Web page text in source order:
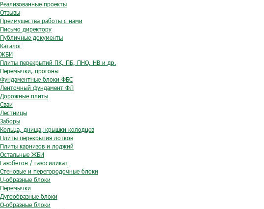
Реализованные проекты
Отзывы
Преимущества работы с нами
Письмо директору
Публичные документы
Каталог
ЖБИ
Плиты перекрытий ПК, ПБ, ПНО, НВ и др.
Перемычки, прогоны
Фундаментные блоки ФБС
Ленточный фундамент ФЛ
Дорожные плиты
Сваи
Лестницы
Заборы
Кольца, днища, крышки колодцев
Плиты перекрытия лотков
Плиты карнизов и лоджий
Остальные ЖБИ
Газобетон / газосиликат
Стеновые и перегородочные блоки
U-образные блоки
Перемычки
Дугообразные блоки
O-образные блоки